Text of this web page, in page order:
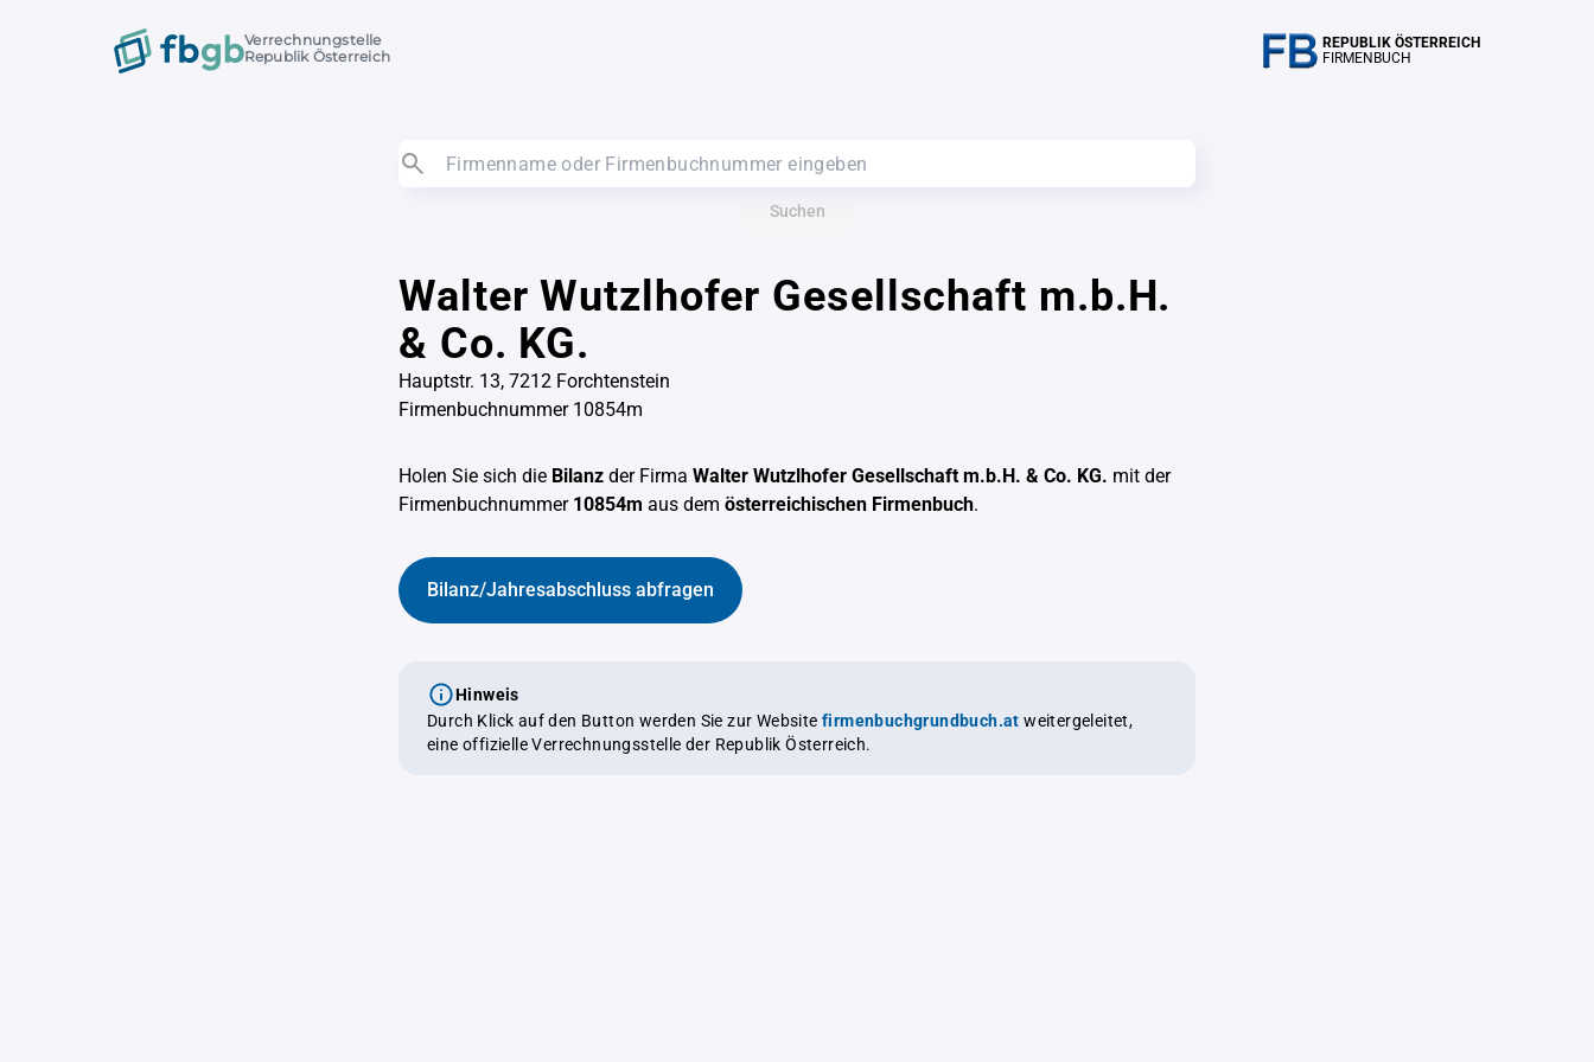
Verrechnungstelle
Republik Österreich
REPUBLIK ÖSTERREICH
FIRMENBUCH
Suchen
Walter Wutzlhofer Gesellschaft m.b.H.
& Co. KG.
Hauptstr. 13, 7212 Forchtenstein
Firmenbuchnummer 10854m
Holen Sie sich die Bilanz der Firma Walter Wutzlhofer Gesellschaft m.b.H. & Co. KG. mit der
Firmenbuchnummer 10854m aus dem österreichischen Firmenbuch.
Bilanz/Jahresabschluss abfragen
Hinweis
Durch Klick auf den Button werden Sie zur Website firmenbuchgrundbuch.at weitergeleitet,
eine offizielle Verrechnungsstelle der Republik Österreich.